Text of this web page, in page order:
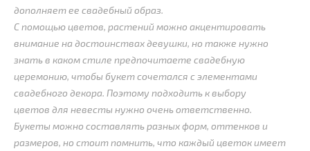
дополняет ее свадебный образ.
С помощью цветов, растений можно акцентировать
внимание на достоинствах девушки, но также нужно
знать в каком стиле предпочитаете свадебную
церемонию, чтобы букет сочетался с элементами
свадебного декора. Поэтому подходить к выбору
цветов для невесты нужно очень ответственно.
Букеты можно составлять разных форм, оттенков и
размеров, но стоит помнить, что каждый цветок имеет